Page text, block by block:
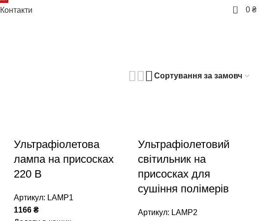
Контакти 0 0 ₴
Ультрафіолетова
лампа на присосках
220 В
Артикул: LAMP1
1166₴
Ультрафіолетовий
світильник на
присосках для
сушіння полімерів
Артикул: LAMP2